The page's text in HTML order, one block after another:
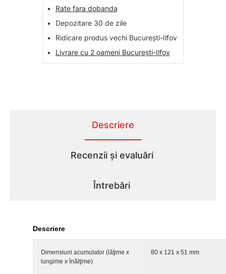
•
Rate fara dobanda
•
Depozitare 30 de zile
•
Ridicare produs vechi București-Ilfov
•
Livrare cu 2 oameni București-Ilfov
Descriere
Recenzii și evaluări
Întrebări
Descriere
Dimensiuni acumulator (lăţime x
lungime x înălţime)
80 x 121 x 51 mm